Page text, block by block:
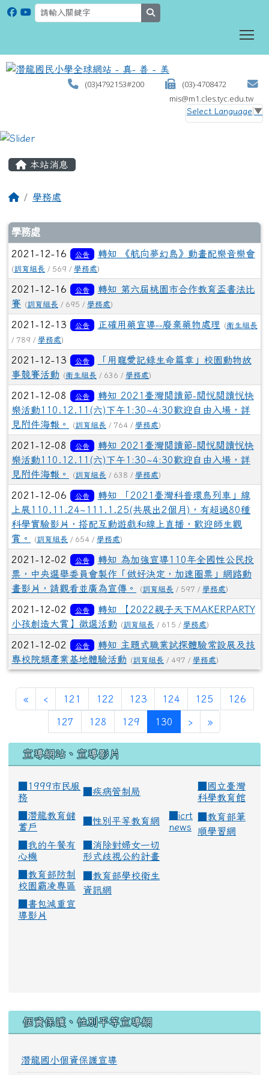
(03)4792153#200
(03)-4708472
mis@m1.cles.tyc.edu.tw
Select Language ▼
本站消息
學務處
文章列表
學務處
2021-12-16 公告 轉知 《航向夢幻島》動畫配樂音樂會
(訓育組長 / 569 / 學務處)
2021-12-16 公告
轉知 第六屆桃園市合作教育盃書法比
賽
(訓育組長 / 695 / 學務處)
2021-12-13 公告 正確用藥宣導--廢棄藥物處理 (衛生組長
/ 789 / 學務處)
2021-12-13 公告
「用寵愛記錄生命篇章」校園動物故
事競賽活動
(衛生組長 / 636 / 學務處)
2021-12-08 公告
轉知 2021臺灣閱讀節-閱悅閱讀悅快
樂活動110.12.11(六)下午1:30~4:30歡迎自由入場，詳
見附件海報。
(訓育組長 / 764 / 學務處)
2021-12-08 公告
轉知 2021臺灣閱讀節-閱悅閱讀悅快
樂活動110.12.11(六)下午1:30~4:30歡迎自由入場，詳
見附件海報。
(訓育組長 / 638 / 學務處)
2021-12-06 公告
轉知 「2021臺灣科普環島列車」線
上展110.11.24~111.1.25(共展出2個月)，有超過80種
科學實驗影片，搭配互動遊戲和線上直播，歡迎師生觀
賞。
(訓育組長 / 654 / 學務處)
2021-12-02 公告
轉知 為加強宣導110年全國性公民投
票，中央選舉委員會製作「做好決定，加速圈票」網路動
畫影片，請觀看並廣為宣傳。
(訓育組長 / 597 / 學務處)
2021-12-02 公告
轉知 【2022親子天下MAKERPARTY
小孩創造大賞】徵選活動
(訓育組長 / 615 / 學務處)
2021-12-02 公告
轉知 主題式職業試探體驗常設展及技
專校院類產業基地體驗活動
(訓育組長 / 497 / 學務處)
« ‹ 121 122 123 124 125 126
127 128 129 130 (current)
› »
宣導網站、宣導影片
■1999市民服
務
疾病管制局
國立臺灣
科學教育館
潛龍教育儲
蓄戶
性別平等教育網
icrt
news
教育部筆
順學習網
我的午餐有
心機
消除對婦女一切
形式歧視公約計畫
教育部防制
校園霸凌專區
教育部學校衛生
資訊網
書包減重宣
導影片
個資保護、性別平等宣導網
潛龍國小個資保護宣導